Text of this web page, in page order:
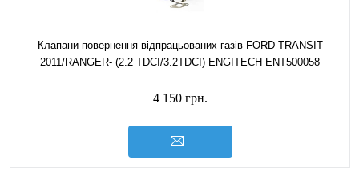
Клапани повернення відпрацьованих газів FORD TRANSIT
2011/RANGER- (2.2 TDCI/3.2TDCI) ENGITECH ENT500058
4 150 грн.